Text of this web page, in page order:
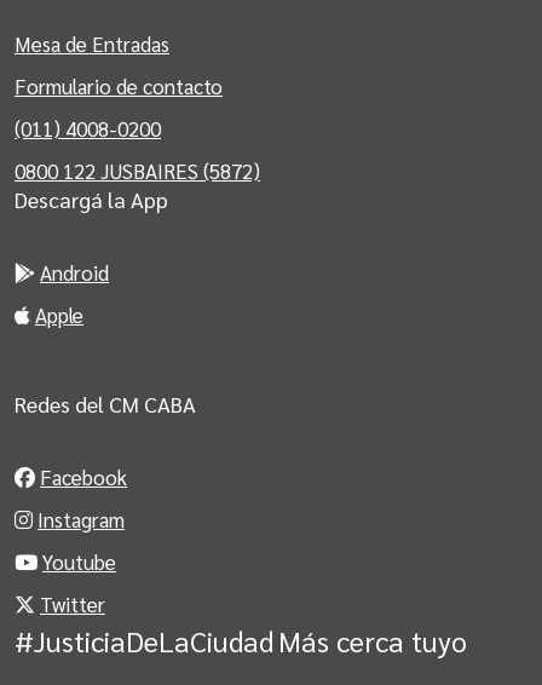
Mesa de Entradas
Formulario de contacto
(011) 4008-0200
0800 122 JUSBAIRES (5872)
Descargá la App
Android
Apple
Redes del CM CABA
Facebook
Instagram
Youtube
Twitter
#JusticiaDeLaCiudad Más cerca tuyo